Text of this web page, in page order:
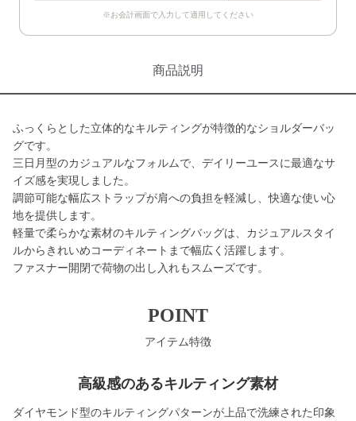
※お会計画面で入力して適用してください
商品説明
ふっくらとした立体的なキルティングが特徴的なショルダーバッ
グです。
三日月型のカジュアルなフォルムで、デイリーユースに最適なサ
イズ感を実現しました。
調節可能な幅広ストラップが肩への負担を軽減し、快適な使い心
地を提供します。
軽量で柔らかな素材のキルティングバッグは、カジュアルスタイ
ルからきれいめコーディネートまで幅広く活躍します。
ファスナー開閉で荷物の出し入れもスムーズです。
POINT
アイテム特徴
高級感のあるキルティング素材
ダイヤモンド型のキルティングパターンが上品で洗練された印象